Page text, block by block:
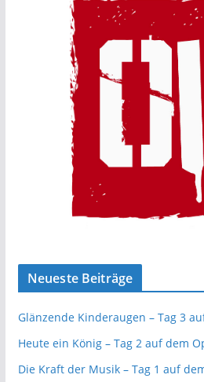
Neueste Beiträge
Glänzende Kinderaugen – Tag 3
Heute ein König – Tag 2 auf dem
Die Kraft der Musik – Tag 1 auf